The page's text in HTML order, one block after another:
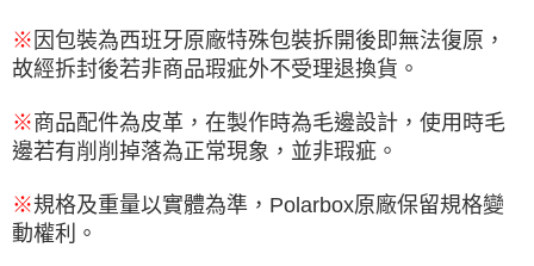
※ 因包裝為西班牙原廠特殊包裝拆開後即無法復原，
故經拆封後若非商品瑕疵外不受理退換貨。
※商品配件為皮革，在製作時為毛邊設計，使用時毛
邊若有削削掉落為正常現象，並非瑕疵。
※規格及重量以實體為準，Polarbox原廠保留規格變
動權利。